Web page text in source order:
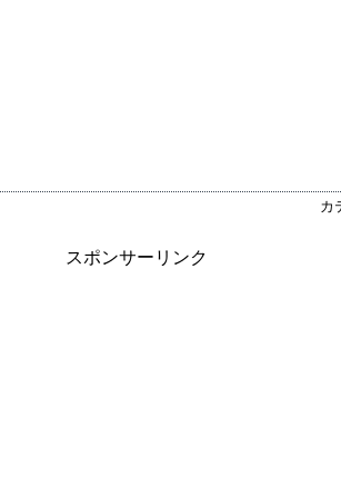
カ
スポンサーリンク